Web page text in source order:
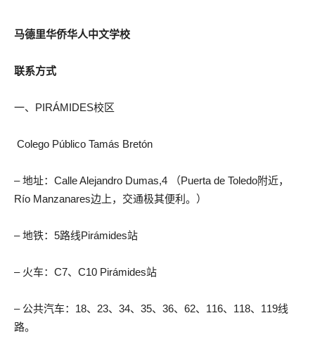
马德里华侨华人中文学校
联系方式
一、PIRÁMIDES校区
Colego Público Tamás Bretón
– 地址：Calle Alejandro Dumas,4 （Puerta de Toledo附近，
Río Manzanares边上，交通极其便利。）
– 地铁：5路线Pirámides站
– 火车：C7、C10 Pirámides站
– 公共汽车：18、23、34、35、36、62、116、118、119线
路。